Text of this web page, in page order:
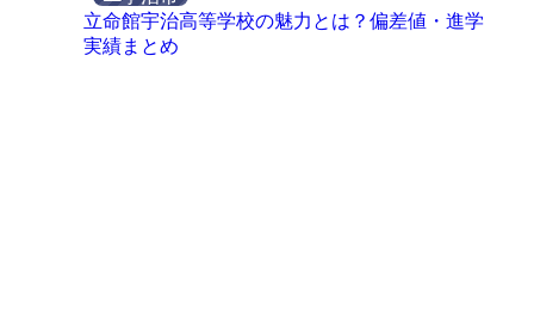
立命館宇治高等学校の魅力とは？偏差値・進学
実績まとめ